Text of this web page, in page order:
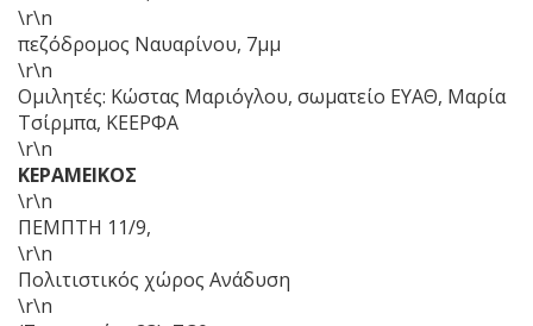
\r\n
πεζόδρομος Ναυαρίνου, 7μμ
\r\n
Ομιλητές: Κώστας Μαριόγλου, σωματείο ΕΥΑΘ, Μαρία
Τσίρμπα, ΚΕΕΡΦΑ
\r\n
ΚΕΡΑΜΕΙΚΟΣ
\r\n
ΠΕΜΠΤΗ 11/9,
\r\n
Πολιτιστικός χώρος Ανάδυση
\r\n